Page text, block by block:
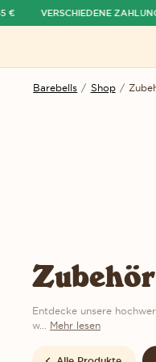
VERSCHIEDENE
Barebells / Shop /
Zubehör
Entdecke unsere
w...
Mehr lesen
ausblenden